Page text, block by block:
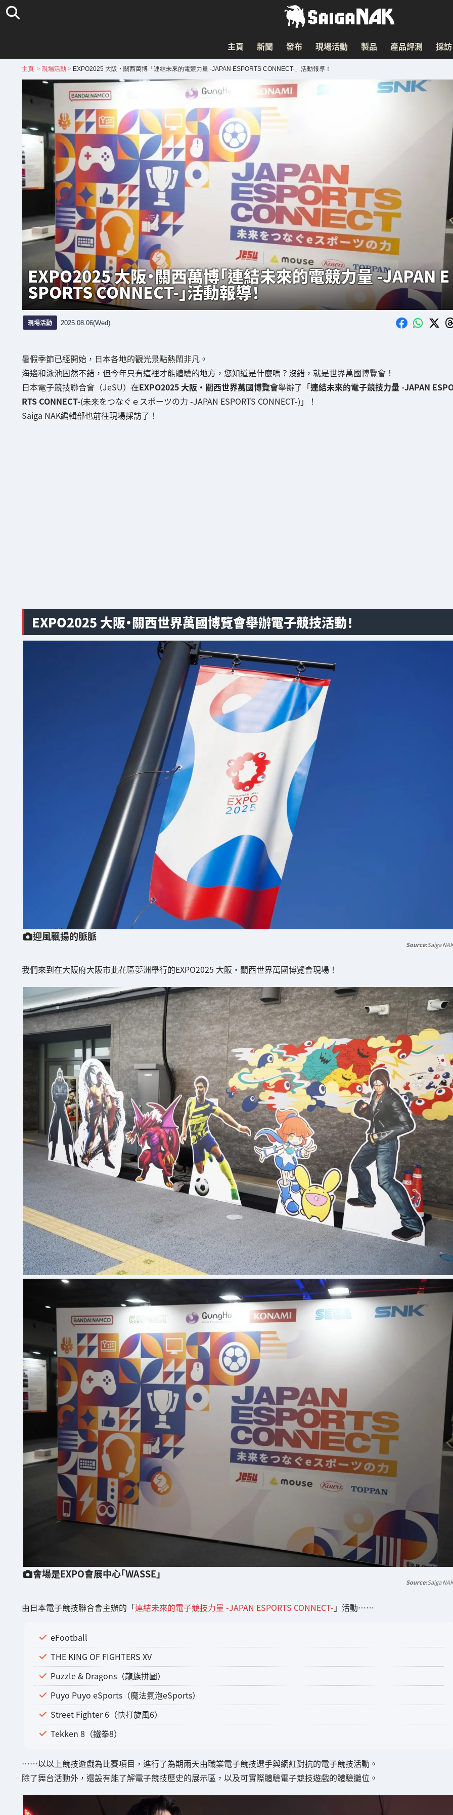
主頁 新聞 發布 現場活動 製品 產品評測 採訪
主頁 > 現場活動> EXPO2025 大阪・關西萬博「連結未來的電競力量 -JAPAN ESPORTS CONNECT-」活動報導！
EXPO2025 大阪・關西萬博「連結未來的電競力量 -JAPAN E
SPORTS CONNECT-」活動報導！
現場活動 2025.08.06(Wed)
暑假季節已經開始，日本各地的觀光景點熱鬧非凡。
海邊和泳池固然不錯，但今年只有這裡才能體驗的地方，您知道是什麼嗎？沒錯，就是世界萬國博覽會！
日本電子競技聯合會（JeSU）在EXPO2025 大阪・關西世界萬國博覽會舉辦了「連結未來的電子競技力量 -JAPAN
RTS CONNECT-(未来をつなぐｅスポーツの力 -JAPAN ESPORTS CONNECT-)」！
Saiga NAK編輯部也前往現場採訪了！
EXPO2025 大阪・關西世界萬國博覽會舉辦電子競技活動！
迎風飄揚的脈脈
Saiga NAK
我們來到在大阪府大阪市此花區夢洲舉行的EXPO2025 大阪・關西世界萬國博覽會現場！
會場是EXPO會展中心「WASSE」
Saiga NAK
由日本電子競技聯合會主辦的「連結未來的電子競技力量 -JAPAN ESPORTS CONNECT- 」活動……
eFootball
THE KING OF FIGHTERS XV
Puzzle & Dragons（龍族拼圖）
Puyo Puyo eSports（魔法氣泡eSports）
Street Fighter 6（快打旋風6）
Tekken 8（鐵拳8）
……以以上競技遊戲為比賽項目，進行了為期兩天由職業電子競技選手與網紅對抗的電子競技活動。
除了舞台活動外，還設有能了解電子競技歷史的展示區，以及可實際體驗電子競技遊戲的體驗攤位。